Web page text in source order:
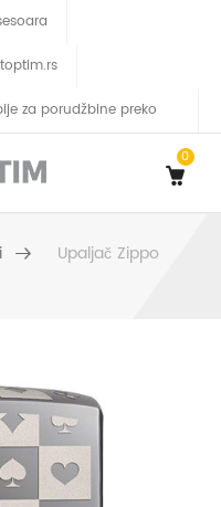
za porudžbine preko
0
Upaljač Zippo